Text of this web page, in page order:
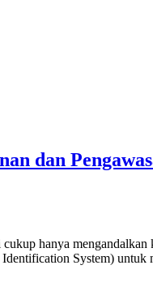
dan
hanya
System) untuk